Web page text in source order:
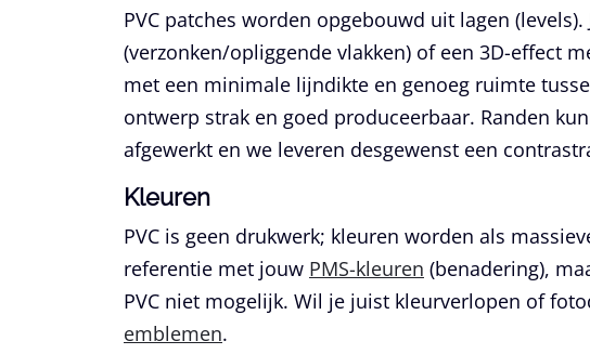
PVC patches worden opgebouwd uit lagen (levels).
(verzonken/opliggende vlakken) of een 3D-effect
met een minimale lijndikte en genoeg ruimte
ontwerp strak en goed produceerbaar. Randen
afgewerkt en we leveren desgewenst een
Kleuren
PVC is geen drukwerk; kleuren worden als
referentie met jouw PMS-kleuren (benadering),
PVC niet mogelijk. Wil je juist kleurverlopen of
emblemen.